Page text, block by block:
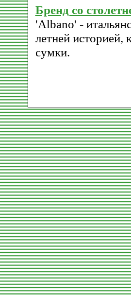
Бренд со
'Albano' -
летней историей,
сумки.